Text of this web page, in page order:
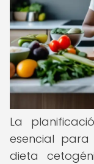
La
esencial
dieta